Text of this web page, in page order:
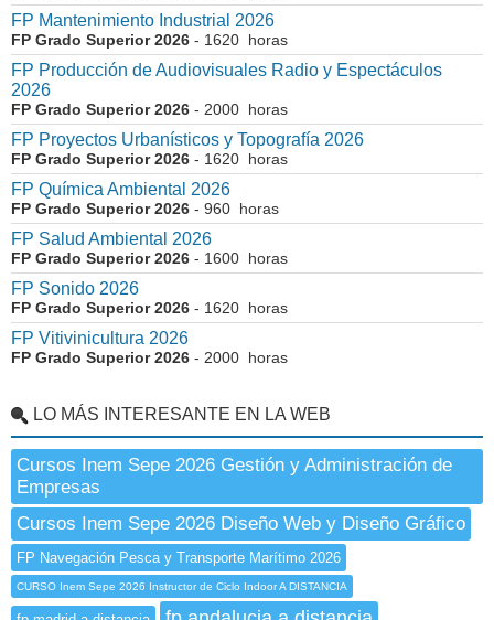
FP Mantenimiento Industrial 2026
FP Grado Superior 2026 - 1620 horas
FP Producción de Audiovisuales Radio y Espectáculos
2026
FP Grado Superior 2026 - 2000 horas
FP Proyectos Urbanísticos y Topografía 2026
FP Grado Superior 2026 - 1620 horas
FP Química Ambiental 2026
FP Grado Superior 2026 - 960 horas
FP Salud Ambiental 2026
FP Grado Superior 2026 - 1600 horas
FP Sonido 2026
FP Grado Superior 2026 - 1620 horas
FP Vitivinicultura 2026
FP Grado Superior 2026 - 2000 horas
LO MÁS INTERESANTE EN LA WEB
Cursos Inem Sepe 2026 Gestión y Administración de
Empresas
Cursos Inem Sepe 2026 Diseño Web y Diseño Gráfico
FP Navegación Pesca y Transporte Marítimo 2026
CURSO Inem Sepe 2026 Instructor de Ciclo Indoor A DISTANCIA